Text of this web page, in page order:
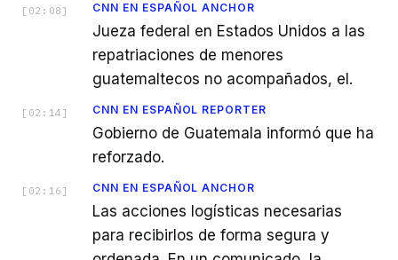
[ 02:08 ] CNN EN ESPAÑOL ANCHOR
Jueza federal en Estados Unidos a las
repatriaciones de menores
guatemaltecos no acompañados, el.
[ 02:14 ] CNN EN ESPAÑOL REPORTER
Gobierno de Guatemala informó que ha
reforzado.
[ 02:16 ] CNN EN ESPAÑOL ANCHOR
Las acciones logísticas necesarias
para recibirlos de forma segura y